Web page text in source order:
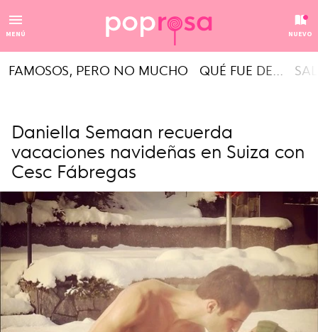
MENÚ NUEVO
FAMOSOS, PERO NO MUCHO QUÉ FUE DE...
Daniella Semaan recuerda
vacaciones navideñas en Suiza con
Cesc Fábregas